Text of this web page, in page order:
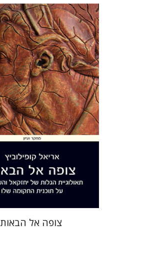
אריאל קופילוביץ
הנחת אתר ספר מודפס
$46
$41
צופה אל הבאות